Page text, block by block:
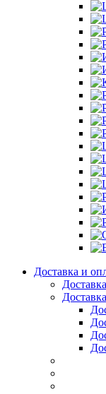
Доставка и